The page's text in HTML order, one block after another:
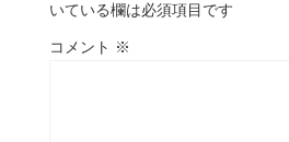
いている欄は必須項目です
コメント ※